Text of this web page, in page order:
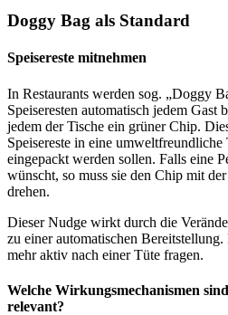
Doggy Bag als Standard
Speisereste mitnehmen
In Restaurants werden sog. „Doggy
Speiseresten automatisch jedem
jedem der Tische ein grüner Chip.
Speisereste in eine
eingepackt werden sollen. Falls eine
wünscht, so muss sie den Chip mit
drehen.
Dieser Nudge wirkt durch die
zu einer automatischen Bereitstellung.
mehr aktiv nach einer Tüte fragen.
Welche Wirkungsmechanismen
relevant?